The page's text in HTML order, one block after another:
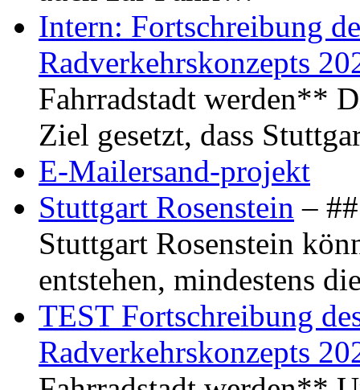
Intern: Fortschreibung
Radverkehrskonzepts
Fahrradstadt werden**
Ziel gesetzt, dass
E-Mailersand-projekt
Stuttgart Rosenstein –
Stuttgart Rosenstein
entstehen, mindestens
TEST Fortschreibung
Radverkehrskonzepts